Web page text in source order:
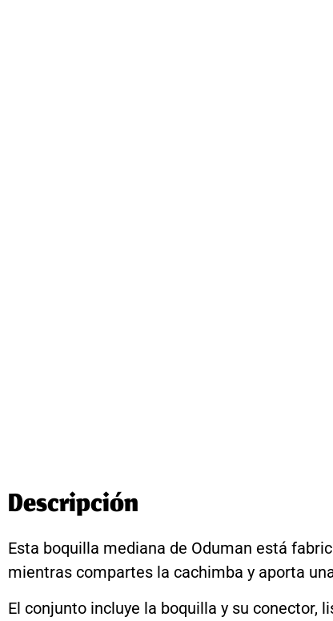
Descripción
Esta boquilla mediana de Oduman está
mientras compartes la cachimba y aporta
El conjunto incluye la boquilla y su conector,